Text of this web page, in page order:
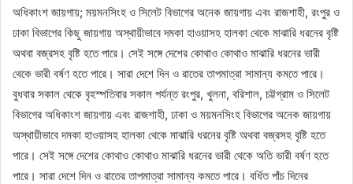
অধিকাংশ জায়গায়; ময়মনসিংহ ও সিলেট বিভাগের অনেক জায়গায় এবং রাজশাহী, রংপুর ও
ঢাকা বিভাগের কিছু জায়গায় অস্থায়ীভাবে দমকা হাওয়াসহ হালকা থেকে মাঝারি ধরনের বৃষ্টি
অথবা বজ্রসহ বৃষ্টি হতে পারে। সেই সঙ্গে দেশের কোথাও কোথাও মাঝারি ধরনের ভারী
থেকে ভারী বর্ষণ হতে পারে। সারা দেশে দিন ও রাতের তাপমাত্রা সামান্য কমতে পারে।
বুধবার সকাল থেকে বৃহস্পতিবার সকাল পর্যন্ত রংপুর, খুলনা, বরিশাল, চট্টগ্রাম ও সিলেট
বিভাগের অধিকাংশ জায়গায় এবং রাজশাহী, ঢাকা ও ময়মনসিংহ বিভাগের অনেক জায়গায়
অস্থায়ীভাবে দমকা হাওয়াসহ হালকা থেকে মাঝারি ধরনের বৃষ্টি অথবা বজ্রসহ বৃষ্টি হতে
পারে। সেই সঙ্গে দেশের কোথাও কোথাও মাঝারি ধরনের ভারী থেকে অতি ভারী বর্ষণ হতে
পারে। সারা দেশে দিন ও রাতের তাপমাত্রা সামান্য কমতে পারে। বর্ধিত পাঁচ দিনের